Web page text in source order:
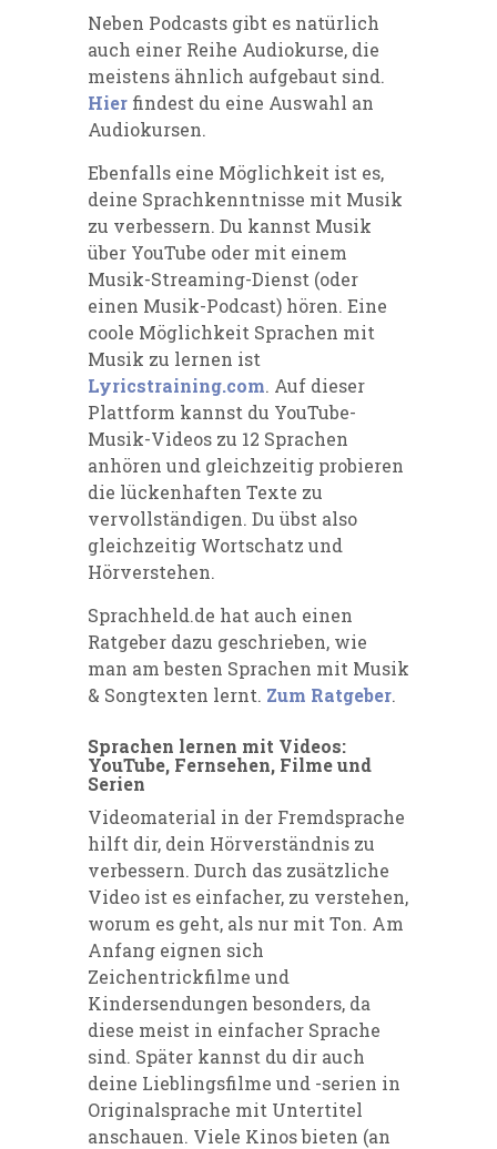
Neben Podcasts gibt es natürlich
auch einer Reihe Audiokurse, die
meistens ähnlich aufgebaut sind.
Hier findest du eine Auswahl an
Audiokursen.
Ebenfalls eine Möglichkeit ist es,
deine Sprachkenntnisse mit Musik
zu verbessern. Du kannst Musik
über YouTube oder mit einem
Musik-Streaming-Dienst (oder
einen Musik-Podcast) hören. Eine
coole Möglichkeit Sprachen mit
Musik zu lernen ist
Lyricstraining.com. Auf dieser
Plattform kannst du YouTube-
Musik-Videos zu 12 Sprachen
anhören und gleichzeitig probieren
die lückenhaften Texte zu
vervollständigen. Du übst also
gleichzeitig Wortschatz und
Hörverstehen.
Sprachheld.de hat auch einen
Ratgeber dazu geschrieben, wie
man am besten Sprachen mit Musik
& Songtexten lernt. Zum Ratgeber.
Sprachen lernen mit Videos:
YouTube, Fernsehen, Filme und
Serien
Videomaterial in der Fremdsprache
hilft dir, dein Hörverständnis zu
verbessern. Durch das zusätzliche
Video ist es einfacher, zu verstehen,
worum es geht, als nur mit Ton. Am
Anfang eignen sich
Zeichentrickfilme und
Kindersendungen besonders, da
diese meist in einfacher Sprache
sind. Später kannst du dir auch
deine Lieblingsfilme und -serien in
Originalsprache mit Untertitel
anschauen. Viele Kinos bieten (an